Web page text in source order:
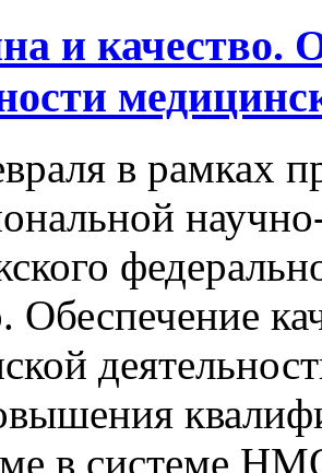
и качество.
в рамках
Обеспечение
в системе